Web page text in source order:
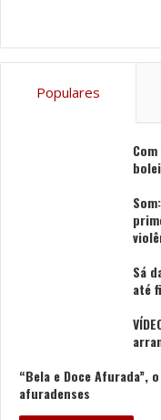
Tags CLICK
Populares
Sá
até
“Bela e Doce Afurada”,
afuradenses